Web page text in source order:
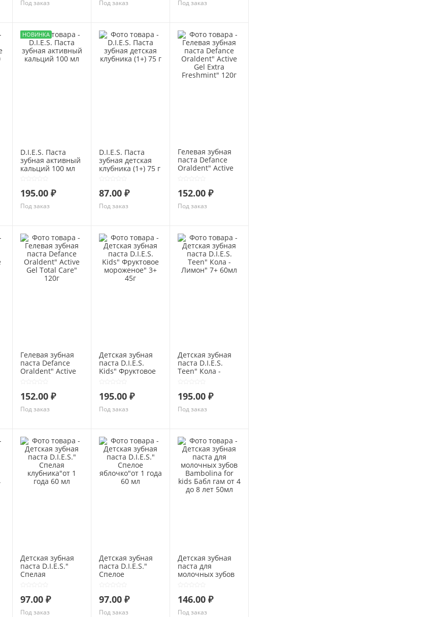
Под заказ Под заказ Под заказ
D.I.E.S. Паста
зубная активный
кальций 100 мл
195.00 ₽
Под заказ
D.I.E.S. Паста
зубная детская
клубника (1+) 75 г
87.00 ₽
Под заказ
Гелевая зубная
паста Defance
Oraldent" Active
152.00 ₽
Под заказ
Гелевая зубная
паста Defance
Oraldent" Active
152.00 ₽
Под заказ
Детская зубная
паста D.I.E.S.
Kids" Фруктовое
195.00 ₽
Под заказ
Детская зубная
паста D.I.E.S.
Teen" Кола -
195.00 ₽
Под заказ
Детская зубная
паста D.I.E.S."
Спелая
97.00 ₽
Под заказ
Детская зубная
паста D.I.E.S."
Спелое
97.00 ₽
Под заказ
Детская зубная
паста для
молочных зубов
до 8 лет 50мл
146.00 ₽
Под заказ